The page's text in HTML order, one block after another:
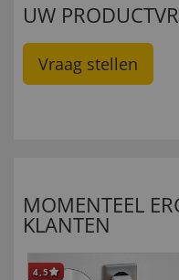
UW
Vraag stellen
MOMENTEEL
KLANTEN
4,5